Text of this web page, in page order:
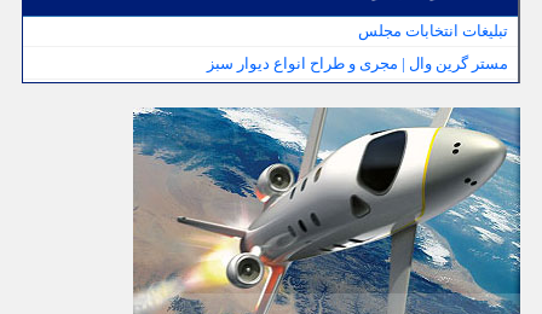
تبلیغات انتخابات مجلس
مستر گرین وال | مجری و طراح انواع دیوار سبز